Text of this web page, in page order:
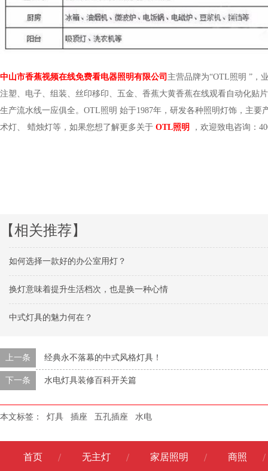
中山市香蕉视频在线免费看电器照明有限公司 主营品牌为“OTL照明
注塑、电子、组装、丝印移印、五金、香蕉大黄香蕉在线观看自动
生产流水线一应俱全。OTL照明 始于1987年，研发各种照明灯饰，主
术灯、 蜡烛灯等，如果您想了解更多关于 OTL照明 ，欢迎致电咨询
【相关推荐】
如何选择一款好的办公室用灯？
换灯意味着提升生活档次，也是换一种心情
中式灯具的魅力何在？
上一条 经典永不落幕的中式风格灯具！
下一条 水电灯具装修百科开关篇
本文标签： 灯具 插座 五孔插座 水电
首页 无主灯 家居照明 商照